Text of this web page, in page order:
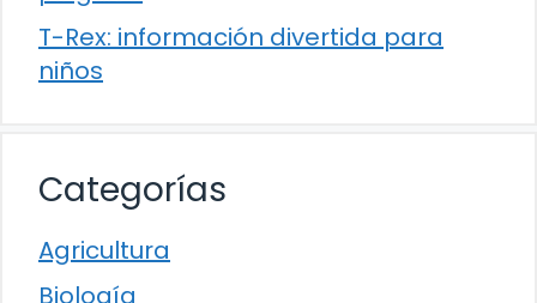
T-Rex: información divertida para
niños
Categorías
Agricultura
Biología